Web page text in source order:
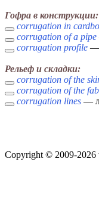
Гофра в конструкции:
corrugation in
corrugation of a pipe
corrugation profile —
Рельеф и складки:
corrugation of the
corrugation of the
corrugation lines —
Copyright © 2009-2026